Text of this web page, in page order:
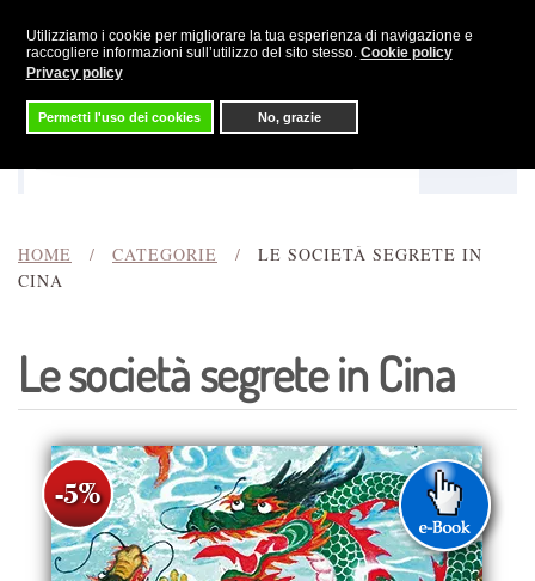
Utilizziamo i cookie per migliorare la tua esperienza di navigazione e
raccogliere informazioni sull’utilizzo del sito stesso. Cookie policy
Privacy policy
Permetti l'uso dei cookies No, grazie
Skip to main content
HOME CATEGORIE
LE SOCIETÀ SEGRETE IN
CINA
Le società segrete in Cina